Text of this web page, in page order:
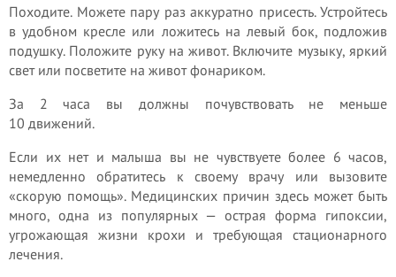
Походите. Можете пару раз аккуратно присесть. Устройтесь
в удобном кресле или ложитесь на левый бок, подложив
подушку. Положите руку на живот. Включите музыку, яркий
свет или посветите на живот фонариком.
За 2 часа вы должны почувствовать не меньше
10 движений.
Если их нет и малыша вы не чувствуете более 6 часов,
немедленно обратитесь к своему врачу или вызовите
«скорую помощь». Медицинских причин здесь может быть
много, одна из популярных — острая форма гипоксии,
угрожающая жизни крохи и требующая стационарного
лечения.